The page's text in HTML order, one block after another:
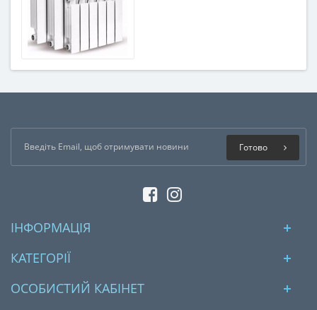
Готово
ІНФОРМАЦІЯ
КАТЕГОРІЇ
ОСОБИСТИЙ КАБІНЕТ